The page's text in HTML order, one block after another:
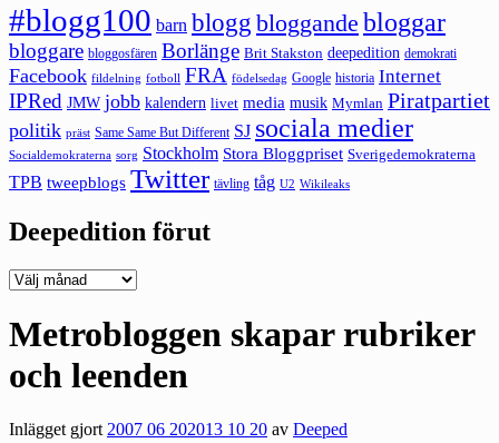
#blogg100 barn blogg bloggande bloggar
bloggare bloggosfären Borlänge Brit Stakston deepedition demokrati
Facebook fildelning fotboll FRA födelsedag Google historia Internet
IPRed JMW jobb kalendern livet media musik Mymlan Piratpartiet
politik präst Same Same But Different SJ sociala medier
Socialdemokraterna sorg Stockholm Stora Bloggpriset Sverigedemokraterna
TPB tweepblogs Twitter tävling tåg U2 Wikileaks
Deepedition förut
Deepedition
Metrobloggen skapar rubriker
och leenden
Inlägget gjort2007 06 202013 10 20 av Deeped